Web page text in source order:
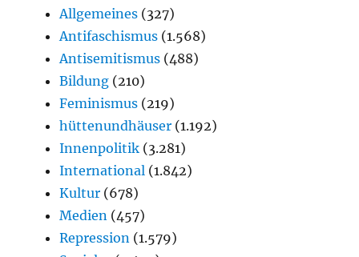
Allgemeines (327)
Antifaschismus (1.568)
Antisemitismus (488)
Bildung (210)
Feminismus (219)
hüttenundhäuser (1.192)
Innenpolitik (3.281)
International (1.842)
Kultur (678)
Medien (457)
Repression (1.579)